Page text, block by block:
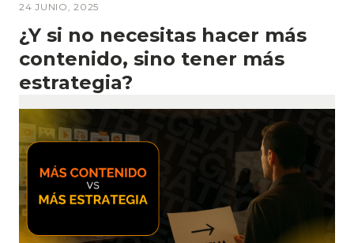
24 JUNIO, 2025
¿Y si no necesitas hacer más
contenido, sino tener más
estrategia?